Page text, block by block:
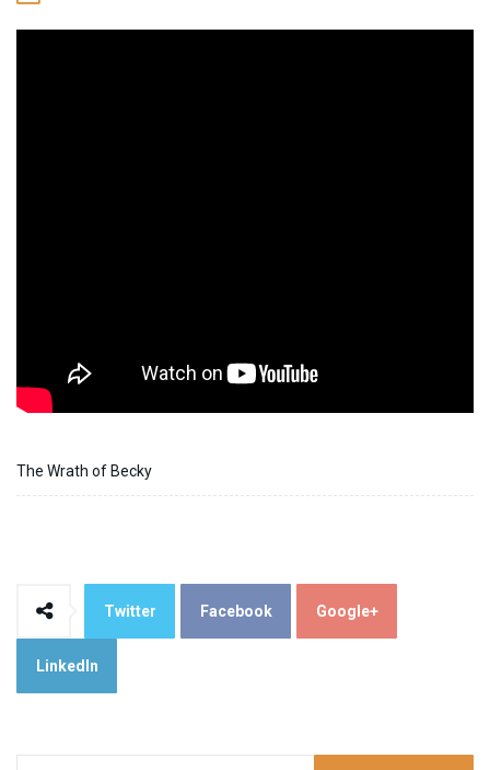
The Wrath of Becky
Twitter Facebook Google+
LinkedIn